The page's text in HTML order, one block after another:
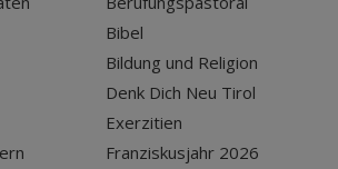
Bibel
Bildung und Religion
Denk Dich Neu Tirol
Exerzitien
Franziskusjahr 2026